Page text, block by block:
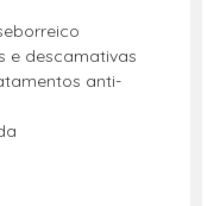
e descamativas
anti-